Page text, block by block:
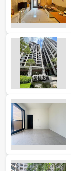
2房
4房
屋齡
不拘
售價
格局
不拘
2房
4房
租金(元)